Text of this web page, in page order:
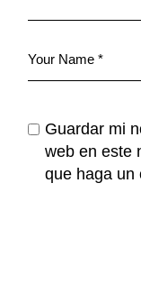
Guardar mi
web en este
que haga un